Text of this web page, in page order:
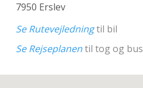
7950 Erslev
Se Rutevejledningtil bil
Se Rejseplanentil tog og bus